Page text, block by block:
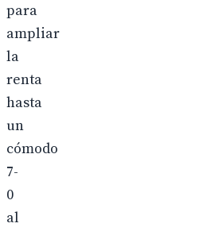
para
ampliar
la
renta
hasta
un
cómodo
7-
0
al